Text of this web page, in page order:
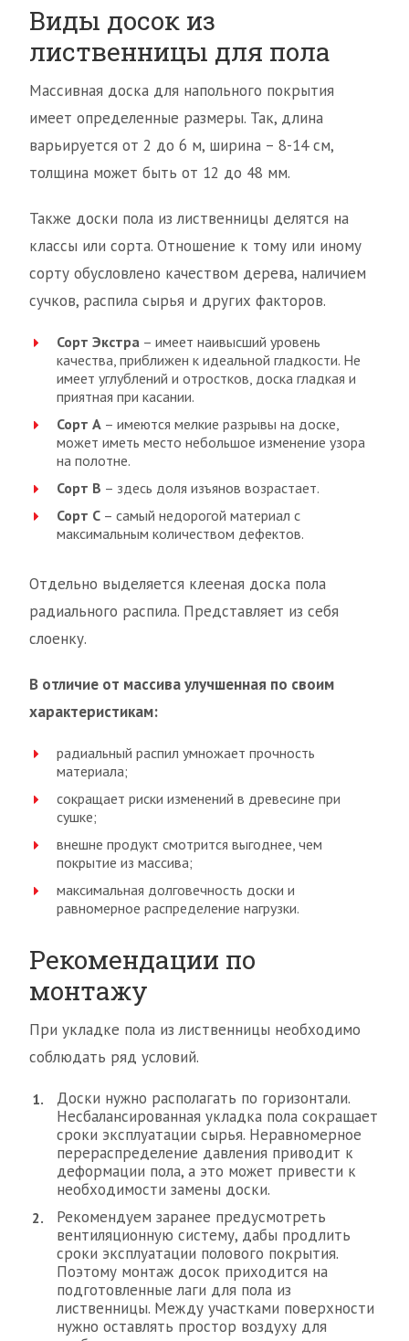
Виды досок из
лиственницы для пола
Массивная доска для напольного покрытия
имеет определенные размеры. Так, длина
варьируется от 2 до 6 м, ширина – 8-14 см,
толщина может быть от 12 до 48 мм.
Также доски пола из лиственницы делятся на
классы или сорта. Отношение к тому или иному
сорту обусловлено качеством дерева, наличием
сучков, распила сырья и других факторов.
Сорт Экстра – имеет наивысший уровень
качества, приближен к идеальной гладкости. Не
имеет углублений и отростков, доска гладкая и
приятная при касании.
Сорт А – имеются мелкие разрывы на доске,
может иметь место небольшое изменение узора
на полотне.
Сорт В – здесь доля изъянов возрастает.
Сорт С – самый недорогой материал с
максимальным количеством дефектов.
Отдельно выделяется клееная доска пола
радиального распила. Представляет из себя
слоенку.
В отличие от массива улучшенная по своим
характеристикам:
радиальный распил умножает прочность
материала;
сокращает риски изменений в древесине при
сушке;
внешне продукт смотрится выгоднее, чем
покрытие из массива;
максимальная долговечность доски и
равномерное распределение нагрузки.
Рекомендации по
монтажу
При укладке пола из лиственницы необходимо
соблюдать ряд условий.
Доски нужно располагать по горизонтали.
Несбалансированная укладка пола сокращает
сроки эксплуатации сырья. Неравномерное
перераспределение давления приводит к
деформации пола, а это может привести к
необходимости замены доски.
Рекомендуем заранее предусмотреть
вентиляционную систему, дабы продлить
сроки эксплуатации полового покрытия.
Поэтому монтаж досок приходится на
подготовленные лаги для пола из
лиственницы. Между участками поверхности
нужно оставлять простор воздуху для